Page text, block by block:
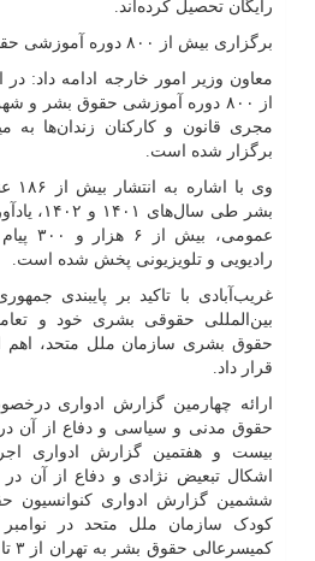
رایگان تحصیل کرده‌اند.
برگزاری بیش از ۸۰۰ دوره آموزشی حقوق بشر
معاون وزیر امور خارجه ادامه داد:
از ۸۰۰ دوره آموزشی حقوق بشر و
برگزار شده است.
بشر طی
رادیویی و تلویزیونی پخش شده است.
غریب‌آبادی با تاکید بر پایبندی
بین‌المللی حقوقی بشری خود و
حقوق بشری سازمان ملل متحد، اهم
قرار داد.
ارائه چهارمین گزارش ادواری
بیست و هفتمین گزارش ادواری
ششمین گزارش ادواری کنوانسیون